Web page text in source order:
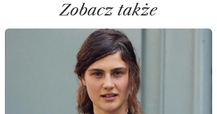
Zobacz także